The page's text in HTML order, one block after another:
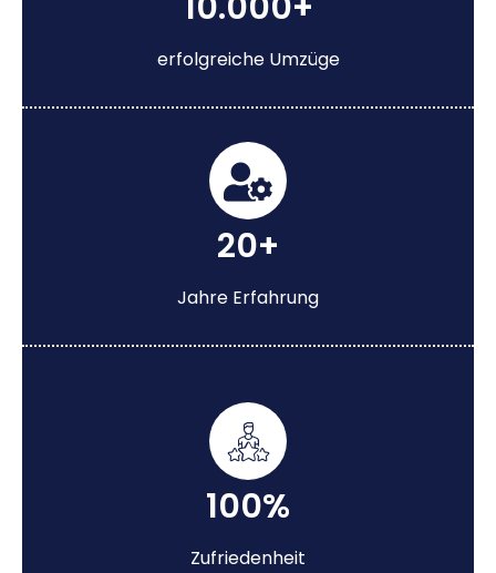
erfolgreiche Umzüge
20+
Jahre Erfahrung
100%
Zufriedenheit